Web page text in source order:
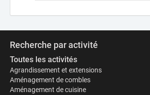
Recherche par activité
Toutes les activités
Agrandissement et extensions
Aménagement de combles
Aménagement de cuisine